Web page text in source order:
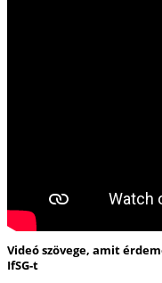
Videó szövege, amit
IfSG-t